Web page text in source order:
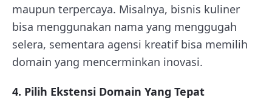
maupun terpercaya. Misalnya, bisnis kuliner
bisa menggunakan nama yang menggugah
selera, sementara agensi kreatif bisa memilih
domain yang mencerminkan inovasi.
4. Pilih Ekstensi Domain Yang Tepat